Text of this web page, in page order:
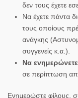
δεν τους έχετε
Να έχετε πάντα
τους οποίους
ανάγκης
συγγενείς κ.α.).
Να ενημερώνετε
σε περίπτωση
Ενημερώστε φίλους,